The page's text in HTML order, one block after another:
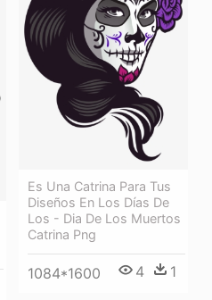
Es Una Catrina Para Tus
Diseños En Los Días De
Los - Dia De Los Muertos
Catrina Png
1084*1600 4 1